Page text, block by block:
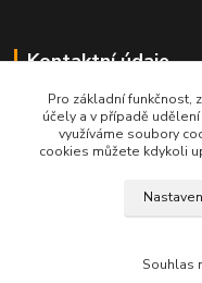
Kontaktní údaje
704691325
info@rostliny-
Pro základní funkčnost,
účely a v případě
využíváme soubory
cookies můžete kdykoli
Souhlas